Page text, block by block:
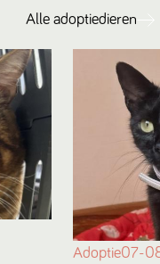
Alle adoptiedieren
Adoptie07-